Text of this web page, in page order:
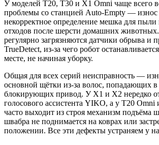
У моделей T20, T30 и X1 Omni чаще всего
проблемы со станцией Auto-Empty — износ
некорректное определение мешка для пыли
отходов после шерсти домашних
регулярно загрязняются датчики обрыва и
TrueDetect, из-за чего робот
месте, не начиная уборку.
Общая для всех серий неисправность —
основной щётки из-за волос, попадающих
блокирующих привод. У X1 и X2 нередко
голосового ассистента YIKO, а у T20 Omni
часто выходит из строя механизм
швабра не поднимается на коврах или
положении. Все эти дефекты устраняем у